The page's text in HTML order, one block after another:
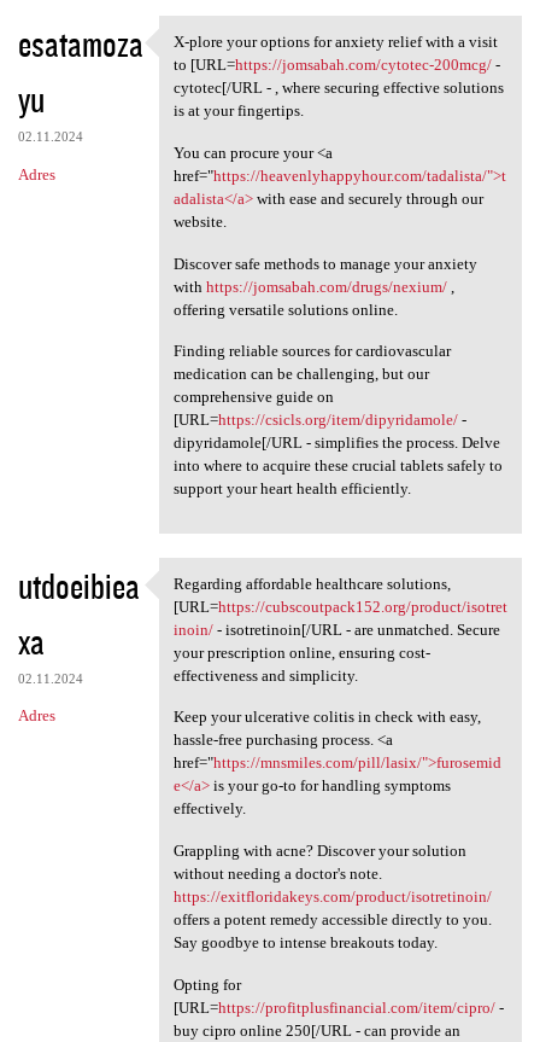
esatamoza
yu
02.11.2024
Adres
X-plore your options for
X-plore your options for anxiety relief with a visit
to [URL=https://jomsabah.com/cytotec-200mcg/-
cytotec[/URL - , where securing effective solutions
is at your fingertips.
You can procure your <a
href="https://heavenlyhappyhour.com/tadalista/">t
adalista</a>with ease and securely through our
website.
Discover safe methods to manage your anxiety
with https://jomsabah.com/drugs/nexium/,
offering versatile solutions online.
Finding reliable sources for cardiovascular
medication can be challenging, but our
comprehensive guide on
[URL=https://csicls.org/item/dipyridamole/-
dipyridamole[/URL - simplifies the process. Delve
into where to acquire these crucial tablets safely to
support your heart health efficiently.
utdoeibiea
xa
02.11.2024
Adres
Regarding affordable
Regarding affordable healthcare solutions,
[URL=https://cubscoutpack152.org/product/isotret
inoin/- isotretinoin[/URL - are unmatched. Secure
your prescription online, ensuring cost-
effectiveness and simplicity.
Keep your ulcerative colitis in check with easy,
hassle-free purchasing process. <a
href="https://mnsmiles.com/pill/lasix/">furosemid
e</a>is your go-to for handling symptoms
effectively.
Grappling with acne? Discover your solution
without needing a doctor's note.
https://exitfloridakeys.com/product/isotretinoin/
offers a potent remedy accessible directly to you.
Say goodbye to intense breakouts today.
Opting for
[URL=https://profitplusfinancial.com/item/cipro/-
buy cipro online 250[/URL - can provide an